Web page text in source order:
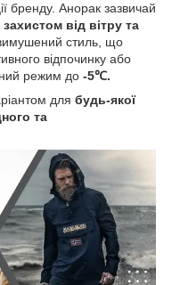
бренду. Анорак зазвичай
від вітру та
стиль, що
відпочинку або
режим до -5℃.
для будь-якої
та